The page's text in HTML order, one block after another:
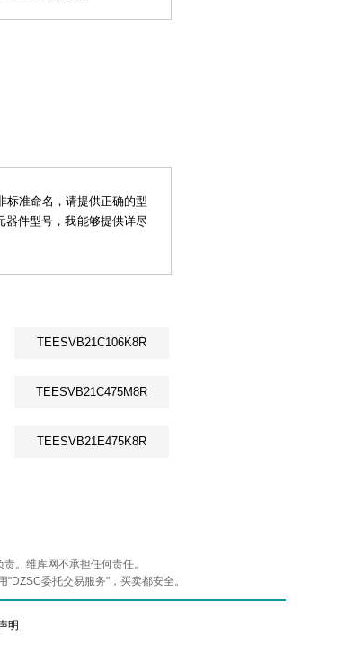
标准命名，请提供正确的型
器件型号，我能够提供详尽
TEESVB21C106K8R
TEESVB21C475M8R
TEESVB21E475K8R
。维库网不承担任何责任。
委托交易服务"，买卖都安全。
明